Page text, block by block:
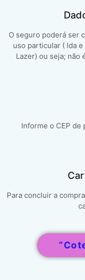
O seguro poderá ser
uso particular ( Ida
Lazer) ou seja; não
Informe o CEP de
Para concluir a